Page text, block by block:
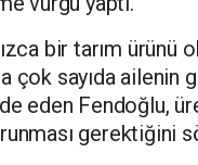
bir tarım ürünü
çok sayıda ailenin
eden Fendoğlu,
gerektiğini